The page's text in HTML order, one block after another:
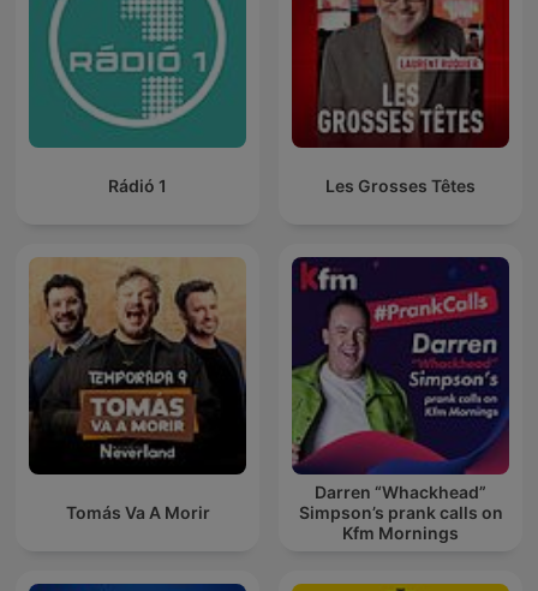
Rádió 1 Les Grosses Têtes
Tomás Va A Morir
Darren “Whackhead”
Simpson’s prank calls on
Kfm Mornings